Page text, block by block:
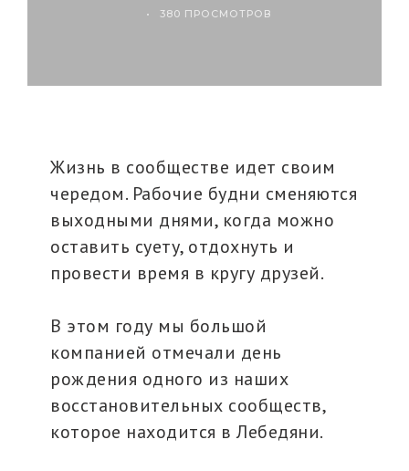
380 ПРОСМОТРОВ
Жизнь в сообществе идет своим
чередом. Рабочие будни сменяются
выходными днями, когда можно
оставить суету, отдохнуть и
провести время в кругу друзей.
В этом году мы большой
компанией отмечали день
рождения одного из наших
восстановительных сообществ,
которое находится в Лебедяни.